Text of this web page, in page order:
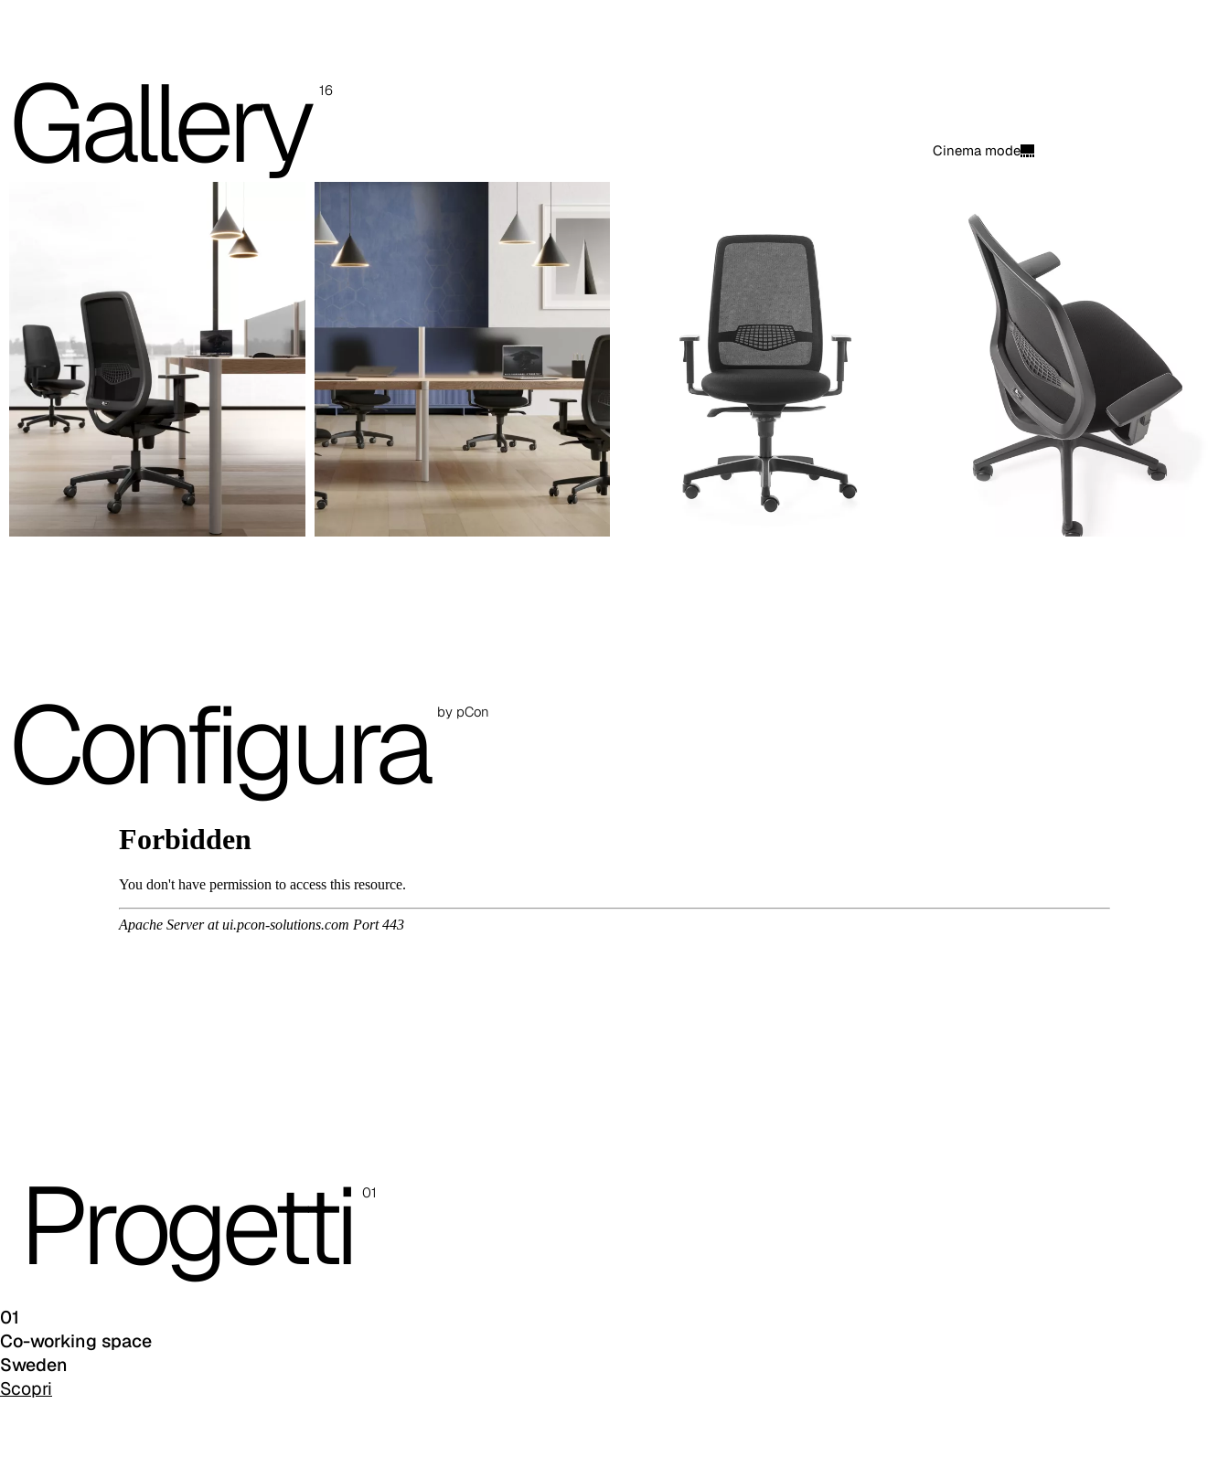
Fodera sedile removibile
Braccioli
Braccioli neri nylon 1D regolabili
Braccioli neri 2D regolabili allungabili soft touch
Regolazione in profondità del sedile
Supporto lombare Key Go
Supporto lombare regolabile in altezza
Syncron Key Go
Meccanismo di oscillazione sincronizzato sedile e schienale con regolatore intensità di carica e regolazione in altezza seduta
Leva di alzo seduta
Blocco e sblocco oscillazione
Regolatore intensità di carica
Leva regolazione profondità seduta
Braccioli nylon 1D regolabili
Gallery 16
Cinema mode
Configura by pCon
Progetti 01
01
Co-working space
Sweden
Scopri